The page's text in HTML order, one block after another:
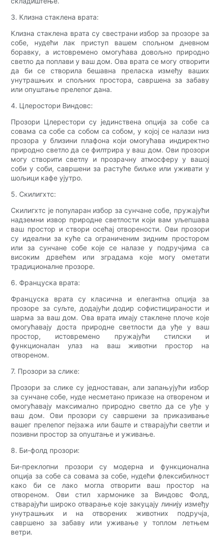
3. Клизна стаклена врата:
Клизна стаклена врата су свестрани избор за прозоре за
собе, нудећи лак приступ вашем спољном дневном
боравку, а истовремено омогућава довољно природно
светло да поплави у ваш дом. Ова врата се могу отворити
да би се створила бешавна преласка између ваших
унутрашњих и спољних простора, савршена за забаву
или опуштање прелепог дана.
4. Цлеростори Виндовс:
Прозори Цлерестори су јединствена опција за собе са
совама са собе са собом са собом, у којој се налази низ
прозора у близини плафона који омогућава индиректно
природно светло да се филтрира у ваш дом. Ови прозори
могу створити светлу и прозрачну атмосферу у вашој
соби у соби, савршени за растуће биљке или уживати у
шољици кафе ујутро.
5. Скилигхтс:
Скилигхтс је популаран избор за сунчане собе, пружајући
надземни извор природне светлости који вам уљепшава
ваш простор и створи осећај отворености. Ови прозори
су идеални за куће са ограниченим зидним простором
или за сунчане собе које се налазе у подручјима са
високим дрвећем или зградама које могу ометати
традиционалне прозоре.
6. Француска врата:
Француска врата су класична и елегантна опција за
прозоре за суљте, додајући додир софистицираности и
шарма за ваш дом. Ова врата имају стаклене плоче које
омогућавају доста природне светлости да уђе у ваш
простор, истовремено пружајући стилски и
функционалан улаз на ваш животни простор на
отвореном.
7. Прозори за слике:
Прозори за слике су једноставан, али запањујући избор
за сунчане собе, нуде несметано приказе на отвореном и
омогућавају максимално природно светло да се уђе у
ваш дом. Ови прозори су савршени за приказивање
вашег прелепог пејзажа или баште и стварајући светли и
позивни простор за опуштање и уживање.
8. Би-фолд прозори:
Би-преклопни прозори су модерна и функционална
опција за собе са совама за собе, нудећи флексибилност
како би се лако могла отворити ваш простор на
отвореном. Ови стил хармонике за Виндовс Фолд,
стварајући широко отварање које закуцају линију између
унутрашњих и на отворених животних подручја,
савршено за забаву или уживање у топлом летњем
ветри.